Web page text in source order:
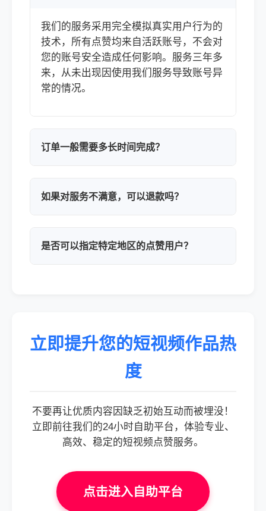
我们的服务采用完全模拟真实用户行为的
技术，所有点赞均来自活跃账号，不会对
您的账号安全造成任何影响。服务三年多
来，从未出现因使用我们服务导致账号异
常的情况。
订单一般需要多长时间完成？
如果对服务不满意，可以退款吗？
是否可以指定特定地区的点赞用户？
立即提升您的短视频作品热
度
不要再让优质内容因缺乏初始互动而被埋没！
立即前往我们的24小时自助平台，体验专业、
高效、稳定的短视频点赞服务。
点击进入自助平台